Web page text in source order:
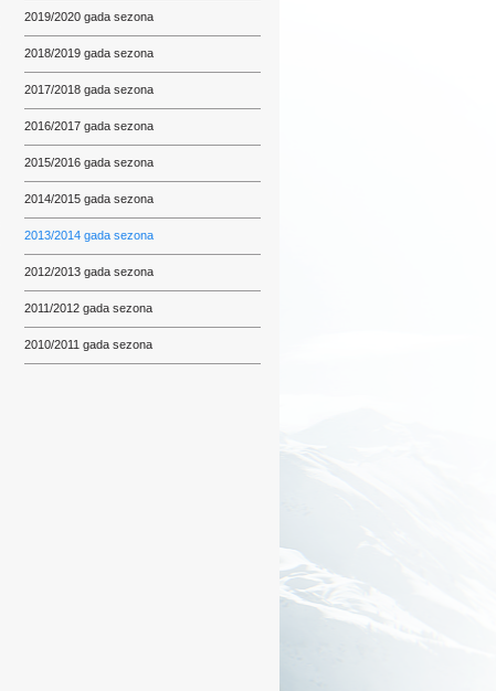
2019/2020 gada sezona
2018/2019 gada sezona
2017/2018 gada sezona
2016/2017 gada sezona
2015/2016 gada sezona
2014/2015 gada sezona
2013/2014 gada sezona
2012/2013 gada sezona
2011/2012 gada sezona
2010/2011 gada sezona